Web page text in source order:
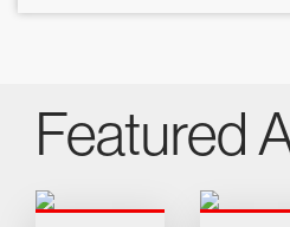
Featured